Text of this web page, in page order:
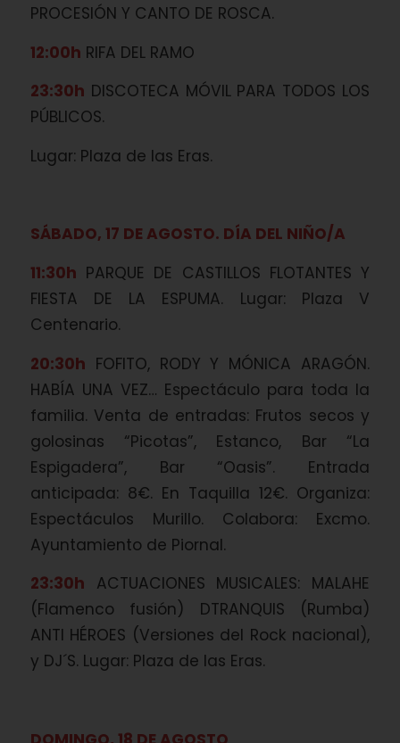
PROCESIÓN Y CANTO DE ROSCA.
12:00h RIFA DEL RAMO
23:30h DISCOTECA MÓVIL PARA TODOS LOS
PÚBLICOS.
Lugar: Plaza de las Eras.
SÁBADO, 17 DE AGOSTO. DÍA DEL NIÑO/A
11:30h PARQUE DE CASTILLOS FLOTANTES Y
FIESTA DE LA ESPUMA. Lugar: Plaza V
Centenario.
20:30h FOFITO, RODY Y MÓNICA ARAGÓN.
HABÍA UNA VEZ… Espectáculo para toda la
familia. Venta de entradas: Frutos secos y
golosinas “Picotas”, Estanco, Bar “La
Espigadera”, Bar “Oasis”. Entrada
anticipada: 8€. En Taquilla 12€. Organiza:
Espectáculos Murillo. Colabora: Excmo.
Ayuntamiento de Piornal.
23:30h ACTUACIONES MUSICALES: MALAHE
(Flamenco fusión) DTRANQUIS (Rumba)
ANTI HÉROES (Versiones del Rock nacional),
y DJ´S. Lugar: Plaza de las Eras.